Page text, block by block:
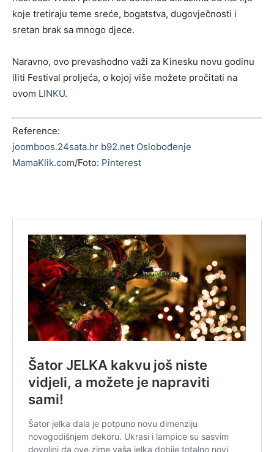
koje tretiraju teme sreće, bogatstva, dugovječnosti i
sretan brak sa mnogo djece.
Naravno, ovo prevashodno važi za Kinesku novu godinu
iliti Festival proljeća, o kojoj više možete pročitati na
ovom LINKU.
Reference:
joomboos.24sata.hr b92.net Oslobođenje
MamaKlik.com/Foto: Pinterest